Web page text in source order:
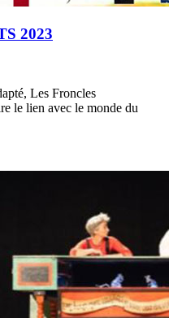
2023
Les Froncles
le lien avec le monde du